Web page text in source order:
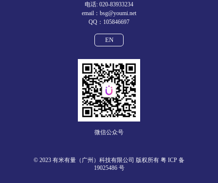
电话: 020-83933234
email：bsg@youmi.net
QQ：105846697
EN
微信公众号
© 2023 有米有量（广州）科技有限公司 版权所有 粤 ICP 备
19025486 号